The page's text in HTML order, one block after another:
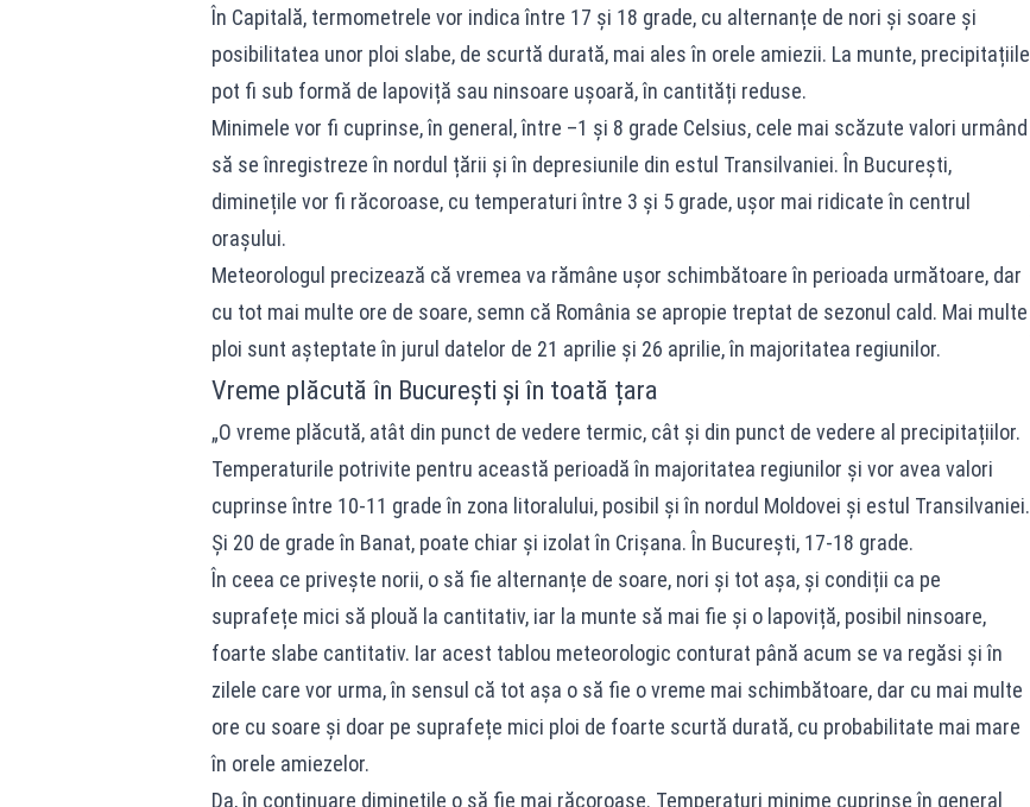
În Capitală, termometrele vor indica între 17 și 18 grade, cu alternanțe de nori și soare și
posibilitatea unor ploi slabe, de scurtă durată, mai ales în orele amiezii. La munte, precipitațiile
pot fi sub formă de lapoviță sau ninsoare ușoară, în cantități reduse.
Minimele vor fi cuprinse, în general, între –1 și 8 grade Celsius, cele mai scăzute valori urmând
să se înregistreze în nordul țării și în depresiunile din estul Transilvaniei. În București,
diminețile vor fi răcoroase, cu temperaturi între 3 și 5 grade, ușor mai ridicate în centrul
orașului.
Meteorologul precizează că vremea va rămâne ușor schimbătoare în perioada următoare, dar
cu tot mai multe ore de soare, semn că România se apropie treptat de sezonul cald. Mai multe
ploi sunt așteptate în jurul datelor de 21 aprilie și 26 aprilie, în majoritatea regiunilor.
Vreme plăcută în București și în toată țara
„O vreme plăcută, atât din punct de vedere termic, cât și din punct de vedere al precipitațiilor.
Temperaturile potrivite pentru această perioadă în majoritatea regiunilor și vor avea valori
cuprinse între 10-11 grade în zona litoralului, posibil și în nordul Moldovei și estul Transilvaniei.
Și 20 de grade în Banat, poate chiar și izolat în Crișana. În București, 17-18 grade.
În ceea ce privește norii, o să fie alternanțe de soare, nori și tot așa, și condiții ca pe
suprafețe mici să plouă la cantitativ, iar la munte să mai fie și o lapoviță, posibil ninsoare,
foarte slabe cantitativ. Iar acest tablou meteorologic conturat până acum se va regăsi și în
zilele care vor urma, în sensul că tot așa o să fie o vreme mai schimbătoare, dar cu mai multe
ore cu soare și doar pe suprafețe mici ploi de foarte scurtă durată, cu probabilitate mai mare
în orele amiezelor.
Da, în continuare diminețile o să fie mai răcoroase. Temperaturi minime cuprinse în general